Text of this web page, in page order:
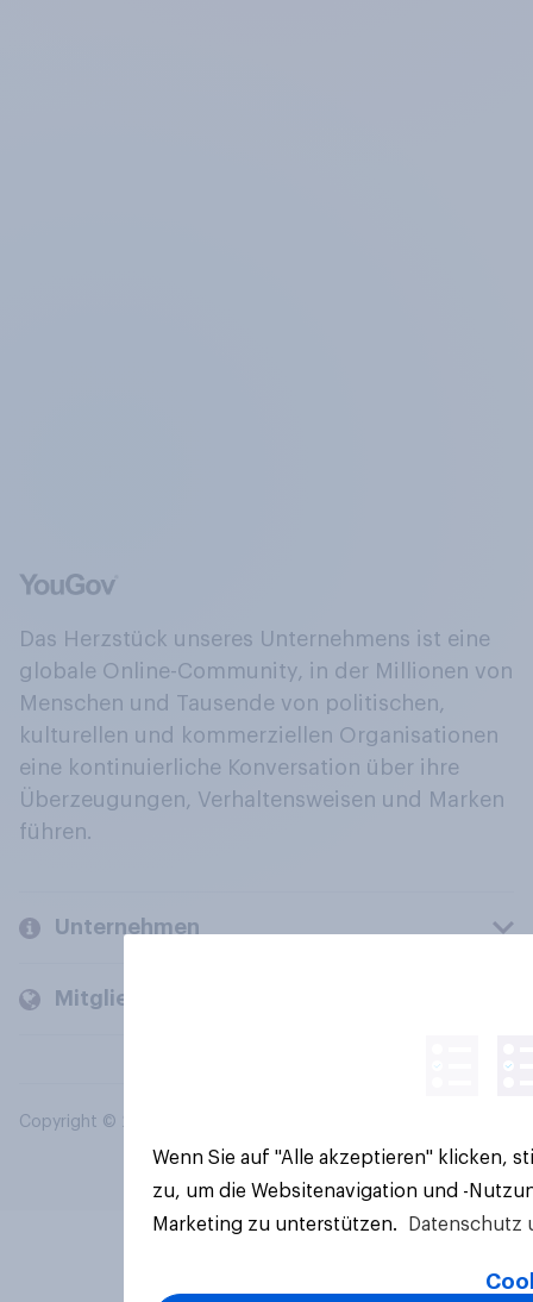
Das Herzstück unseres Unternehmens ist eine
globale Online-Community, in der Millionen von
Menschen und Tausende von politischen,
kulturellen und kommerziellen Organisationen
eine kontinuierliche Konversation über ihre
Überzeugungen, Verhaltensweisen und Marken
führen.
Unternehmen
Mitglieder und Kunden
Copyright © 2026 YouGov PLC. Alle Rechte vorbehalten.
Wenn Sie auf "Alle akzeptieren" klicken,
zu, um die Websitenavigation und -
Marketing zu unterstützen.
Datenschutz